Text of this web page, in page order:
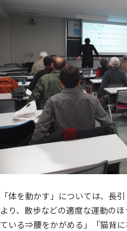
「体を動かす」については、長
より、散歩などの適度な運動の
ている⇒腰をかがめる」「猫背